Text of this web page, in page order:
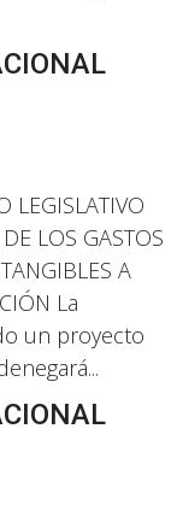
LEGISLATIVO
LOS GASTOS
A
La
un proyecto